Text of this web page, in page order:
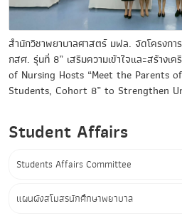
สำนักวิชาพยาบาลศาสตร์ มฟล. จัดโครงก
กสศ. รุ่นที่ 8” เสริมความเข้าใจและสร้างเ
of Nursing Hosts “Meet the Parents
Students, Cohort 8” to Strengthen
Student Affairs
Students Affairs Committee
แผนผังสโมสรนักศึกษาพยาบาล